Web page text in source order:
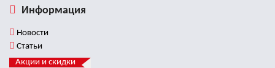
Информация
Новости
Статьи
Акции и скидки